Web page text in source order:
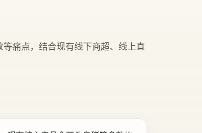
痛点，结合现有线下商超、线上直